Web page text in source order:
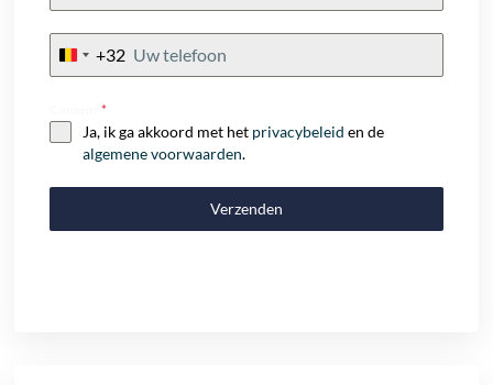
Belgium
+32
Consent*
Ja, ik ga akkoord met het privacybeleid en de
algemene voorwaarden.
Verzenden